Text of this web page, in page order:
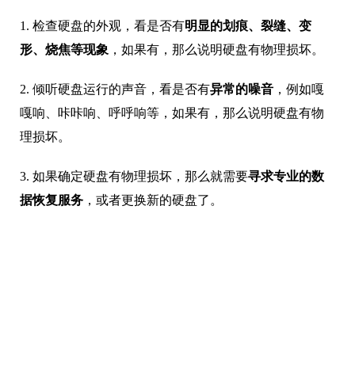
1. 检查硬盘的外观，看是否有明显的划痕、裂缝、变
形、烧焦等现象 ，如果有，那么说明硬盘有物理损坏。
2. 倾听硬盘运行的声音，看是否有异常的噪音 ，例如嘎
嘎响、咔咔响、呼呼响等，如果有，那么说明硬盘有物
理损坏。
3. 如果确定硬盘有物理损坏，那么就需要寻求专业的数
据恢复服务 ，或者更换新的硬盘了。